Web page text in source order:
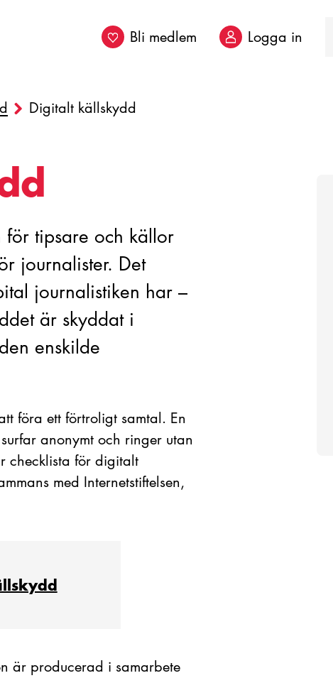
Bli medlem Logga in
Digitalt källskydd
för tipsare och källor
journalister. Det
journalistiken har –
är skyddat i
enskilde
föra ett förtroligt samtal. En
anonymt och ringer utan
checklista för digitalt
med Internetstiftelsen,
är producerad i samarbete